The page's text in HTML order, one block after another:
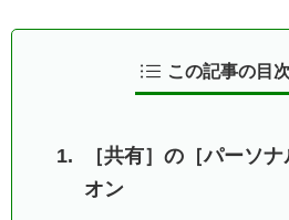
この記事の目次
［共有］の［パーソ
オン